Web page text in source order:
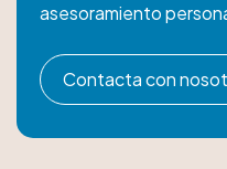
asesoramiento
Contacta con